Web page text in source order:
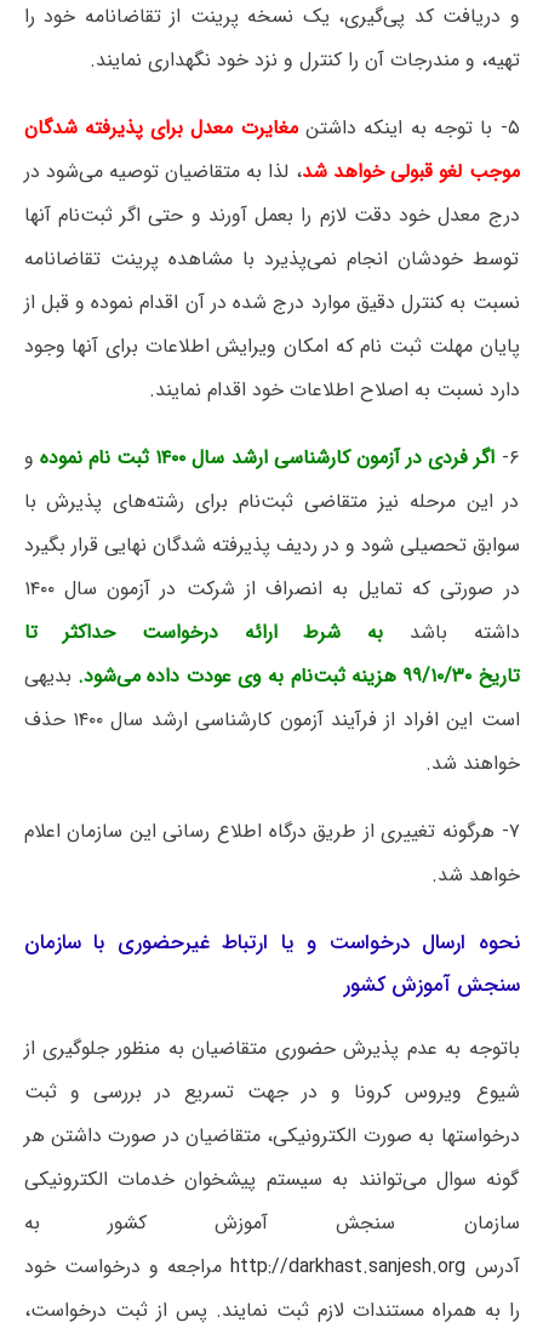
و دریافت کد پی‌گیری، یک نسخه پرینت از تقاضانامه خود را
تهیه، و مندرجات آن را کنترل و نزد خود نگهداری نمایند.
۵- با توجه به اینکه داشتن
مغایرت معدل برای پذیرفته شدگان
موجب لغو قبولی خواهد شد، لذا به متقاضیان توصیه می‌شود در
درج معدل خود دقت لازم را بعمل آورند و حتی اگر ثبت‌نام آنها
توسط خودشان انجام نمی‌پذیرد با مشاهده پرینت تقاضانامه
نسبت به کنترل دقیق موارد درج شده در آن اقدام نموده و قبل از
پایان مهلت ثبت نام که امکان ویرایش اطلاعات برای آنها وجود
دارد نسبت به اصلاح اطلاعات خود اقدام نمایند.
۶- اگر فردی در آزمون کارشناسی ارشد سال ۱۴۰۰ ثبت نام نموده
و
در این مرحله نیز متقاضی ثبت‌نام برای رشته‌های پذیرش با
سوابق تحصیلی شود و در ردیف پذیرفته شدگان نهایی قرار بگیرد
در صورتی که تمایل به انصراف از شرکت در آزمون سال ۱۴۰۰
داشته باشد به شرط ارائه درخواست حداکثر تا
تاریخ ۹۹/۱۰/۳۰ هزینه ثبت‌نام به وی عودت داده می‌شود.
بدیهی
است این افراد از فرآیند آزمون کارشناسی ارشد سال ۱۴۰۰ حذف
خواهند شد.
۷- هرگونه‌ تغییری‌ از طریق‌ درگاه اطلاع رسانی این سازمان ‌اعلام
‌خواهد شد.
نحوه ارسال درخواست و یا ارتباط غیرحضوری با سازمان
سنجش آموزش کشور
باتوجه به عدم پذیرش حضوری متقاضیان به منظور جلوگیری از
شیوع ویروس کرونا و در جهت تسریع در بررسی و ثبت
درخواستها به صورت الکترونیکی، متقاضیان در صورت داشتن هر
گونه سوال می‌توانند به سیستم پیشخوان خدمات الکترونیکی
سازمان سنجش آموزش کشور به
آدرس http://darkhast.sanjesh.org مراجعه و درخواست خود
را به همراه مستندات لازم ثبت نمایند. پس از ثبت درخواست،